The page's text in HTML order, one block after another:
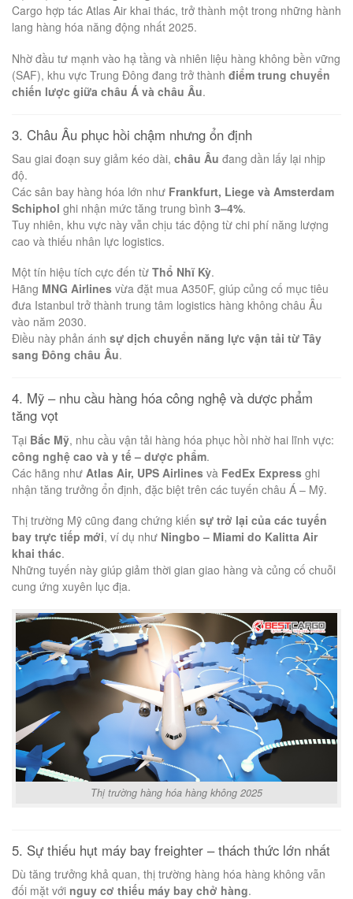
Cargo hợp tác Atlas Air khai thác, trở thành một trong những hành
lang hàng hóa năng động nhất 2025.
Nhờ đầu tư mạnh vào hạ tầng và nhiên liệu hàng không bền vững
(SAF), khu vực Trung Đông đang trở thành điểm trung chuyển
chiến lược giữa châu Á và châu Âu.
3. Châu Âu phục hồi chậm nhưng ổn định
Sau giai đoạn suy giảm kéo dài, châu Âu đang dần lấy lại nhịp
độ.
Các sân bay hàng hóa lớn như Frankfurt, Liege và Amsterdam
Schiphol ghi nhận mức tăng trung bình 3–4%.
Tuy nhiên, khu vực này vẫn chịu tác động từ chi phí năng lượng
cao và thiếu nhân lực logistics.
Một tín hiệu tích cực đến từ Thổ Nhĩ Kỳ.
Hãng MNG Airlines vừa đặt mua A350F, giúp củng cố mục tiêu
đưa Istanbul trở thành trung tâm logistics hàng không châu Âu
vào năm 2030.
Điều này phản ánh sự dịch chuyển năng lực vận tải từ Tây
sang Đông châu Âu.
4. Mỹ – nhu cầu hàng hóa công nghệ và dược phẩm
tăng vọt
Tại Bắc Mỹ, nhu cầu vận tải hàng hóa phục hồi nhờ hai lĩnh vực:
công nghệ cao và y tế – dược phẩm.
Các hãng như Atlas Air, UPS Airlines và FedEx Express ghi
nhận tăng trưởng ổn định, đặc biệt trên các tuyến châu Á – Mỹ.
Thị trường Mỹ cũng đang chứng kiến sự trở lại của các tuyến
bay trực tiếp mới, ví dụ như Ningbo – Miami do Kalitta Air
khai thác.
Những tuyến này giúp giảm thời gian giao hàng và củng cố chuỗi
cung ứng xuyên lục địa.
Thị trường hàng hóa hàng không 2025
5. Sự thiếu hụt máy bay freighter – thách thức lớn nhất
Dù tăng trưởng khả quan, thị trường hàng hóa hàng không vẫn
đối mặt với nguy cơ thiếu máy bay chở hàng.